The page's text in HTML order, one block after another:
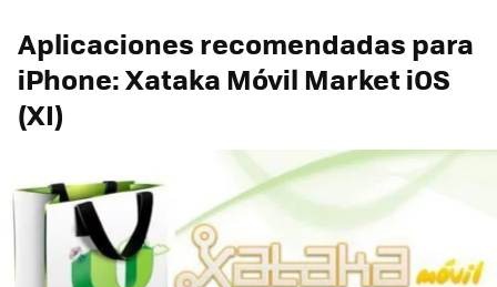
Aplicaciones recomendadas para
iPhone: Xataka Móvil Market iOS
(XI)